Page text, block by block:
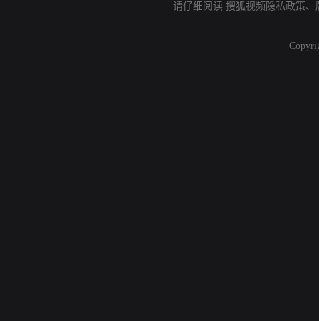
请仔细阅读 搜狐视频隐私政策、